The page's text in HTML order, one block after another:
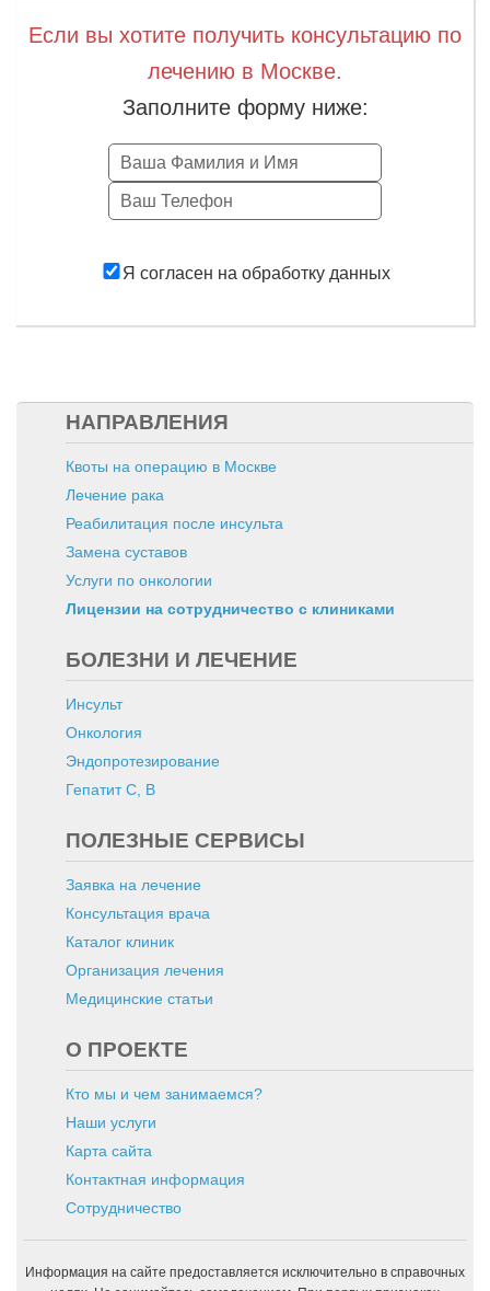
Если вы хотите получить консультацию по
лечению в Москве.
Заполните форму ниже:
Я согласен на обработку данных
НАПРАВЛЕНИЯ
Квоты на операцию в Москве
Лечение рака
Реабилитация после инсульта
Замена суставов
Услуги по онкологии
Лицензии на сотрудничество с клиниками
БОЛЕЗНИ И ЛЕЧЕНИЕ
Инсульт
Онкология
Эндопротезирование
Гепатит C, B
ПОЛЕЗНЫЕ СЕРВИСЫ
Заявка на лечение
Консультация врача
Каталог клиник
Организация лечения
Медицинские статьи
О ПРОЕКТЕ
Кто мы и чем занимаемся?
Наши услуги
Карта сайта
Контактная информация
Сотрудничество
Информация на сайте предоставляется исключительно в справочных